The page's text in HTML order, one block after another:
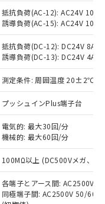
抵抗負荷(AC-12): AC24V 10A/
誘導負荷(AC-15): AC24V
抵抗負荷(DC-12): DC24V 8A/
誘導負荷(DC-13): DC24V 4A/
測定条件: 周囲温度 20±2℃、
プッシュインPlus端子台
電気的: 最大30回/分
機械的: 最大60回/分
100MΩ以上 (DC500Vメガ、点
各端子とアース間: AC2500V
同極端子間: AC2500V 50/
同意のうえ
機器事業取扱
び標準価格
だくもので
品の中には、
照会結果は、
での社内デー
のであり、閲
在庫および標
あることをご
（10物質）の
品を出す予
（10物質）の
は確認中の
形物で、有
す。
部品として
場合などや
す。
以下、 カド
リ臭化ビフェニル
ェニルエーテル類
中国RoHSの
す。
中国RoHSの
ます。
部門へお問
：
、 Cd(カドミウ
ポリ臭化ビフェ
のうち、外国
定める商品
場合は、日本
役務取引許
な手続きを